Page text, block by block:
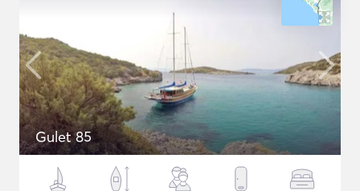
Gulet 85